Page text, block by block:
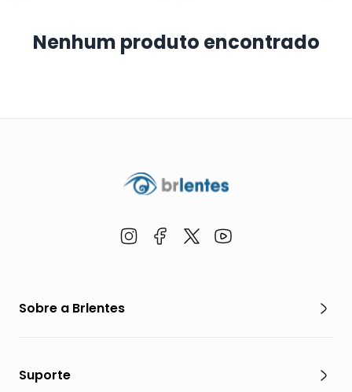
Nenhum produto encontrado
Sobre a Brlentes
Suporte